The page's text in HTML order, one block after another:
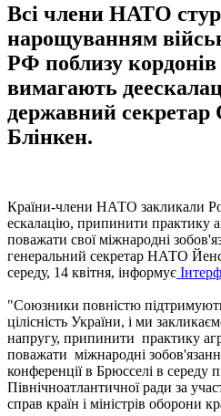
Всі члени НАТО
нарощуванням
РФ поблизу кордонів
вимагають
державний
Блінкен.
Країни-члени НАТО закликали
ескалацію, припинити практику
поважати свої міжнародні
генеральний секретар НАТО
середу, 14 квітня, інформує
"Союзники повністю підтримують
цілісність України, і ми
напругу, припинити практику
поважати міжнародні
конференції в Брюсселі в середу
Північноатлантичної ради за
справ країн і міністрів оборони